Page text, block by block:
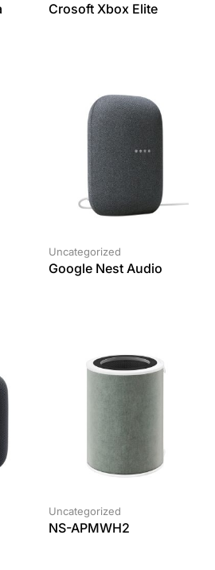
Crosoft Xbox Elite
Uncategorized
Google Nest Audio
Uncategorized
NS-APMWH2